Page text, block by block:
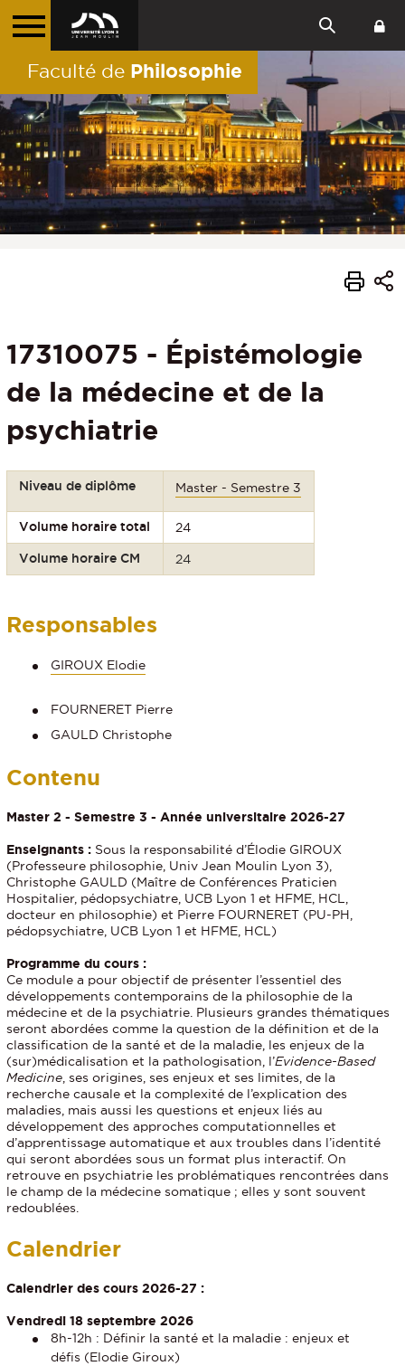
Faculté de Philosophie
17310075 - Épistémologie
de la médecine et de la
psychiatrie
Niveau de diplôme Master - Semestre 3
Volume horaire total 24
Volume horaire CM 24
Responsables
GIROUX Elodie
FOURNERET Pierre
GAULD Christophe
Contenu
Master 2 - Semestre 3 - Année universitaire 2026-27
Enseignants : Sous la responsabilité d’Élodie GIROUX
(Professeure philosophie, Univ Jean Moulin Lyon 3),
Christophe GAULD (Maître de Conférences Praticien
Hospitalier, pédopsychiatre, UCB Lyon 1 et HFME, HCL,
docteur en philosophie) et Pierre FOURNERET (PU-PH,
pédopsychiatre, UCB Lyon 1 et HFME, HCL)
Programme du cours :
Ce module a pour objectif de présenter l’essentiel des
développements contemporains de la philosophie de la
médecine et de la psychiatrie. Plusieurs grandes thématiques
seront abordées comme la question de la définition et de la
classification de la santé et de la maladie, les enjeux de la
(sur)médicalisation et la pathologisation, l’Evidence-Based
Medicine, ses origines, ses enjeux et ses limites, de la
recherche causale et la complexité de l’explication des
maladies, mais aussi les questions et enjeux liés au
développement des approches computationnelles et
d’apprentissage automatique et aux troubles dans l’identité
qui seront abordées sous un format plus interactif. On
retrouve en psychiatrie les problématiques rencontrées dans
le champ de la médecine somatique ; elles y sont souvent
redoublées.
Calendrier
Calendrier des cours 2026-27 :
Vendredi 18 septembre 2026
8h-12h : Définir la santé et la maladie : enjeux et
défis (Elodie Giroux)